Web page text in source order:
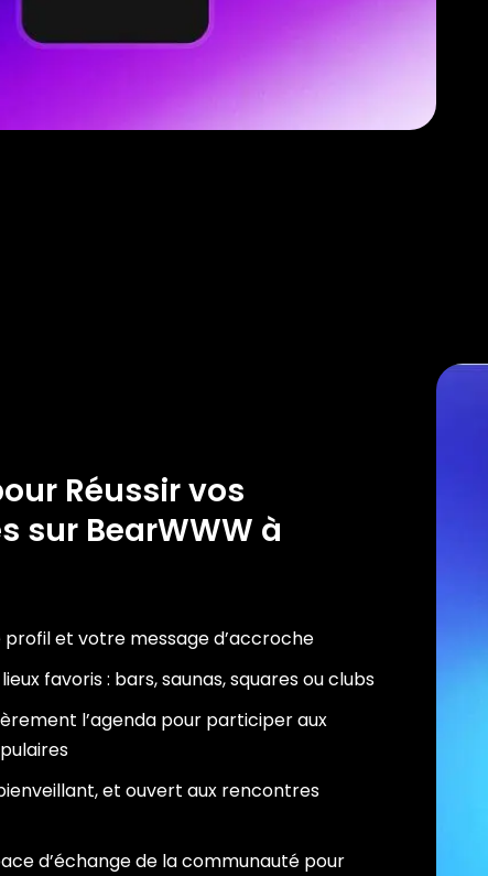
Réussir vos
sur BearWWW à
et votre message d’accroche
favoris : bars, saunas, squares ou clubs
l’agenda pour participer aux
et ouvert aux rencontres
d’échange de la communauté pour